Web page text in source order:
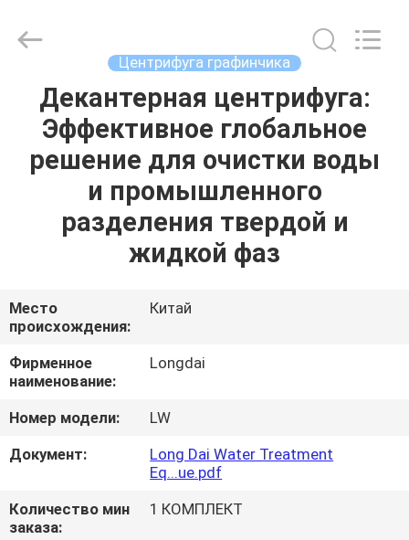
ДОМОЙ
ПРОДУКТЫ
ВИДЕОЗАПИСИ
ШОУ
О
НАС
ЭКСКУРСИЯ
ЗАВОДУ
Group
Центрифуга графинчика
Декантерная центрифуга:
Эффективное глобальное
решение для очистки воды
и промышленного
разделения твердой и
жидкой фаз
Место
происхождения:
Китай
Фирменное
наименование:
Longdai
Номер модели:
LW
Документ:
Long Dai Water Treatment
Eq...ue.pdf
Количество мин
заказа:
1 КОМПЛЕКТ